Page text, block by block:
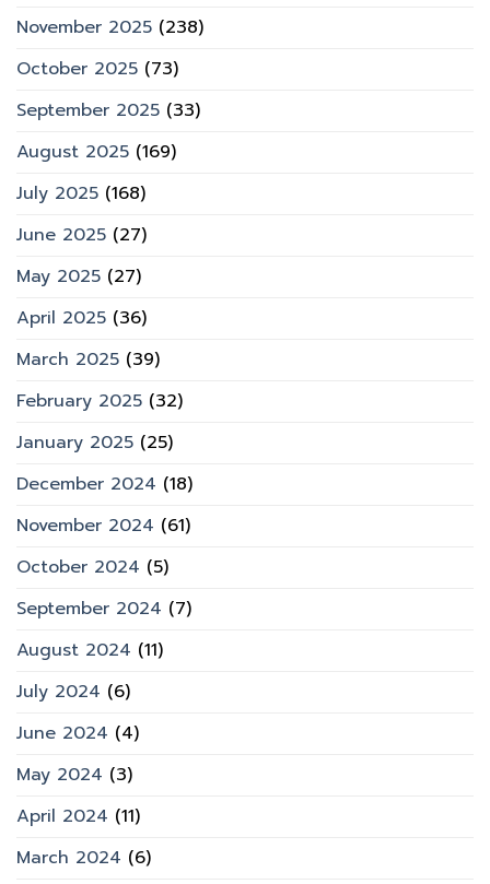
November 2025 (238)
October 2025 (73)
September 2025 (33)
August 2025 (169)
July 2025 (168)
June 2025 (27)
May 2025 (27)
April 2025 (36)
March 2025 (39)
February 2025 (32)
January 2025 (25)
December 2024 (18)
November 2024 (61)
October 2024 (5)
September 2024 (7)
August 2024 (11)
July 2024 (6)
June 2024 (4)
May 2024 (3)
April 2024 (11)
March 2024 (6)